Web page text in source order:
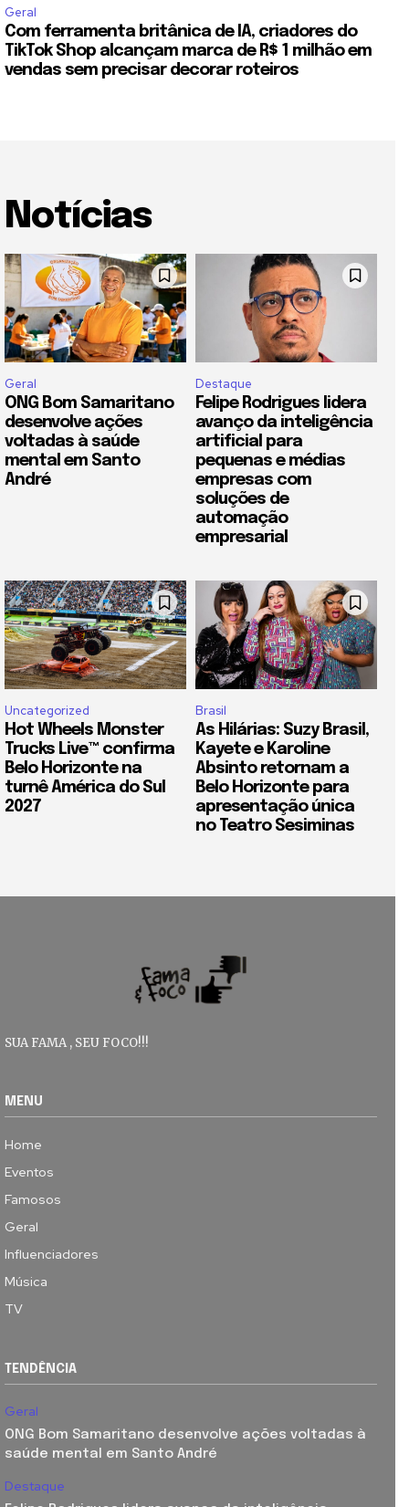
Geral
Com ferramenta britânica de IA, criadores do
TikTok Shop alcançam marca de R$ 1 milhão em
vendas sem precisar decorar roteiros
Notícias
Geral
ONG Bom Samaritano
desenvolve ações
voltadas à saúde
mental em Santo
André
Destaque
Felipe Rodrigues lidera
avanço da inteligência
artificial para
pequenas e médias
empresas com
soluções de
automação
empresarial
Uncategorized
Hot Wheels Monster
Trucks Live™ confirma
Belo Horizonte na
turnê América do Sul
2027
Brasil
As Hilárias: Suzy Brasil,
Kayete e Karoline
Absinto retornam a
Belo Horizonte para
apresentação única
no Teatro Sesiminas
SUA FAMA , SEU FOCO!!!
MENU
Home
Eventos
Famosos
Geral
Influenciadores
Música
TV
TENDÊNCIA
Geral
ONG Bom Samaritano desenvolve ações voltadas à
saúde mental em Santo André
Destaque